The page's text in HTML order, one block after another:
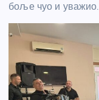
боље чуо и уважио.